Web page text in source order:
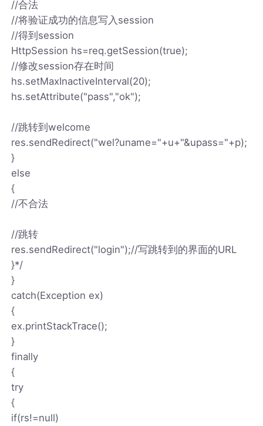
//合法
//将验证成功的信息写入session
//得到session
HttpSession hs=req.getSession(true);
//修改session存在时间
hs.setMaxInactiveInterval(20);
hs.setAttribute("pass","ok");
//跳转到welcome
res.sendRedirect("wel?uname="+u+"&upass="+p);
}
else
{
//不合法
//跳转
res.sendRedirect("login");//写跳转到的界面的URL
}*/
}
catch(Exception ex)
{
ex.printStackTrace();
}
finally
{
try
{
if(rs!=null)